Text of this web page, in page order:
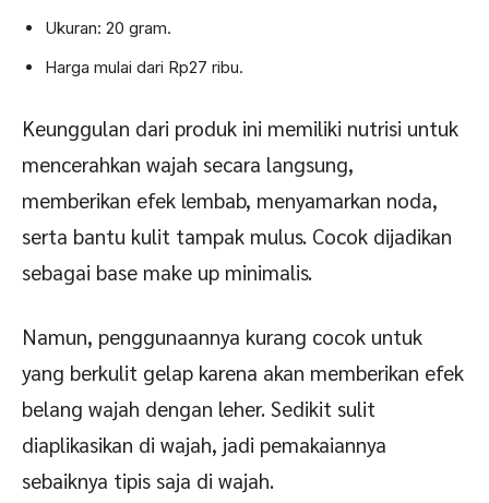
Ukuran: 20 gram.
Harga mulai dari Rp27 ribu.
Keunggulan dari produk ini memiliki nutrisi untuk
mencerahkan wajah secara langsung,
memberikan efek lembab, menyamarkan noda,
serta bantu kulit tampak mulus. Cocok dijadikan
sebagai base make up minimalis.
Namun, penggunaannya kurang cocok untuk
yang berkulit gelap karena akan memberikan efek
belang wajah dengan leher. Sedikit sulit
diaplikasikan di wajah, jadi pemakaiannya
sebaiknya tipis saja di wajah.